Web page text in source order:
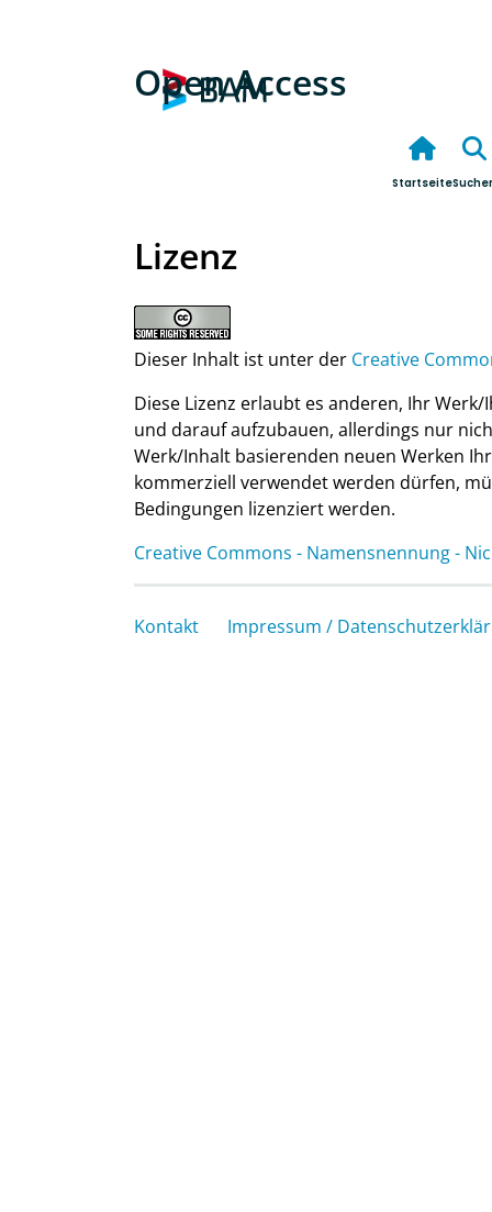
Open Access
Startseite
Lizenz
Dieser Inhalt ist unter der Creative
Diese Lizenz erlaubt es anderen, Ihr
und darauf aufzubauen, allerdings nur
Werk/Inhalt basierenden neuen Werken
kommerziell verwendet werden dürfen,
Bedingungen lizenziert werden.
Creative Commons - Namensnennung -
Kontakt Impressum /